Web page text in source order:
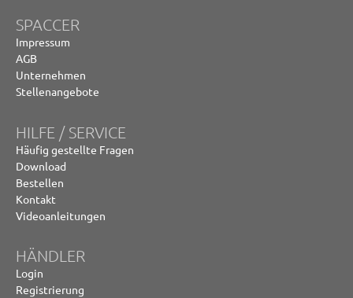
SPACCER
Impressum
AGB
Unternehmen
Stellenangebote
HILFE / SERVICE
Häufig gestellte Fragen
Download
Bestellen
Kontakt
Videoanleitungen
HÄNDLER
Login
Registrierung